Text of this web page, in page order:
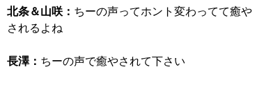
北条＆山咲： ちーの声ってホント変わってて癒や
されるよね
長澤： ちーの声で癒やされて下さい